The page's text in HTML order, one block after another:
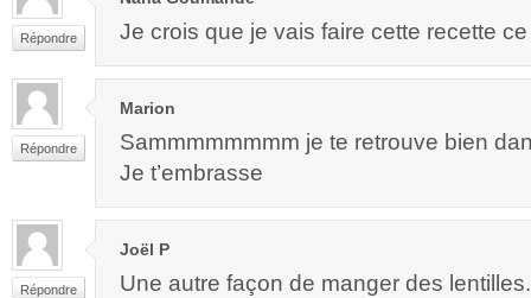
Répondre Je crois que je vais faire cette recette
Répondre
Marion
Sammmmmmmm je te retrouve bien
Je t’embrasse
Répondre
Joël P
Une autre façon de manger des